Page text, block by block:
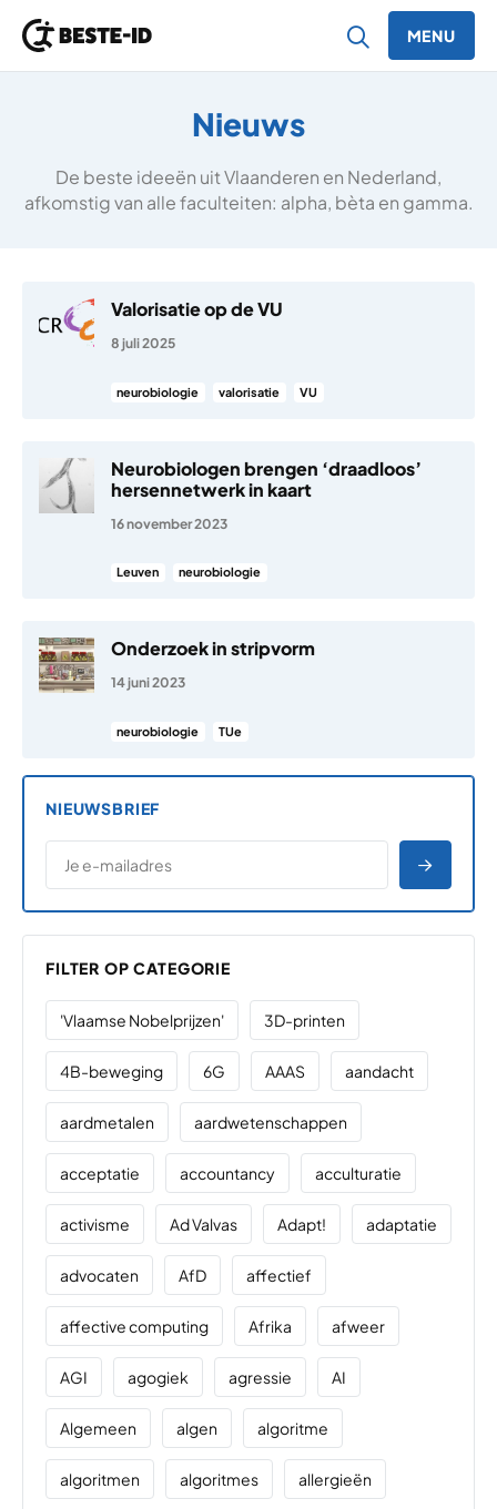
MENU
Nieuws
De beste ideeën uit Vlaanderen en Nederland,
afkomstig van alle faculteiten: alpha, bèta en gamma.
Valorisatie op de VU
8 juli 2025
neurobiologie valorisatie VU
Neurobiologen brengen ‘draadloos’
hersennetwerk in kaart
16 november 2023
Leuven neurobiologie
Onderzoek in stripvorm
14 juni 2023
neurobiologie TUe
NIEUWSBRIEF
E-MAILADRES
*
FILTER OP CATEGORIE
'Vlaamse Nobelprijzen' 3D-printen
4B-beweging 6G AAAS aandacht
aardmetalen aardwetenschappen
acceptatie accountancy acculturatie
activisme Ad Valvas Adapt! adaptatie
advocaten AfD affectief
affective computing Afrika afweer
AGI agogiek agressie AI
Algemeen algen algoritme
algoritmen algoritmes allergieën